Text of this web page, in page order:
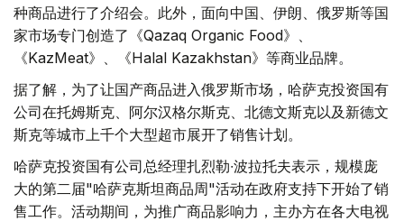
种商品进行了介绍会。此外，面向中国、伊朗、俄罗斯等国
家市场专门创造了《Qazaq Organic Food》、
《KazMeat》、《Halal Kazakhstan》等商业品牌。
据了解，为了让国产商品进入俄罗斯市场，哈萨克投资国有
公司在托姆斯克、阿尔汉格尔斯克、北德文斯克以及新德文
斯克等城市上千个大型超市展开了销售计划。
哈萨克投资国有公司总经理扎烈勒∙波拉托夫表示，规模庞
大的第二届"哈萨克斯坦商品周"活动在政府支持下开始了销
售工作。活动期间，为推广商品影响力，主办方在各大电视